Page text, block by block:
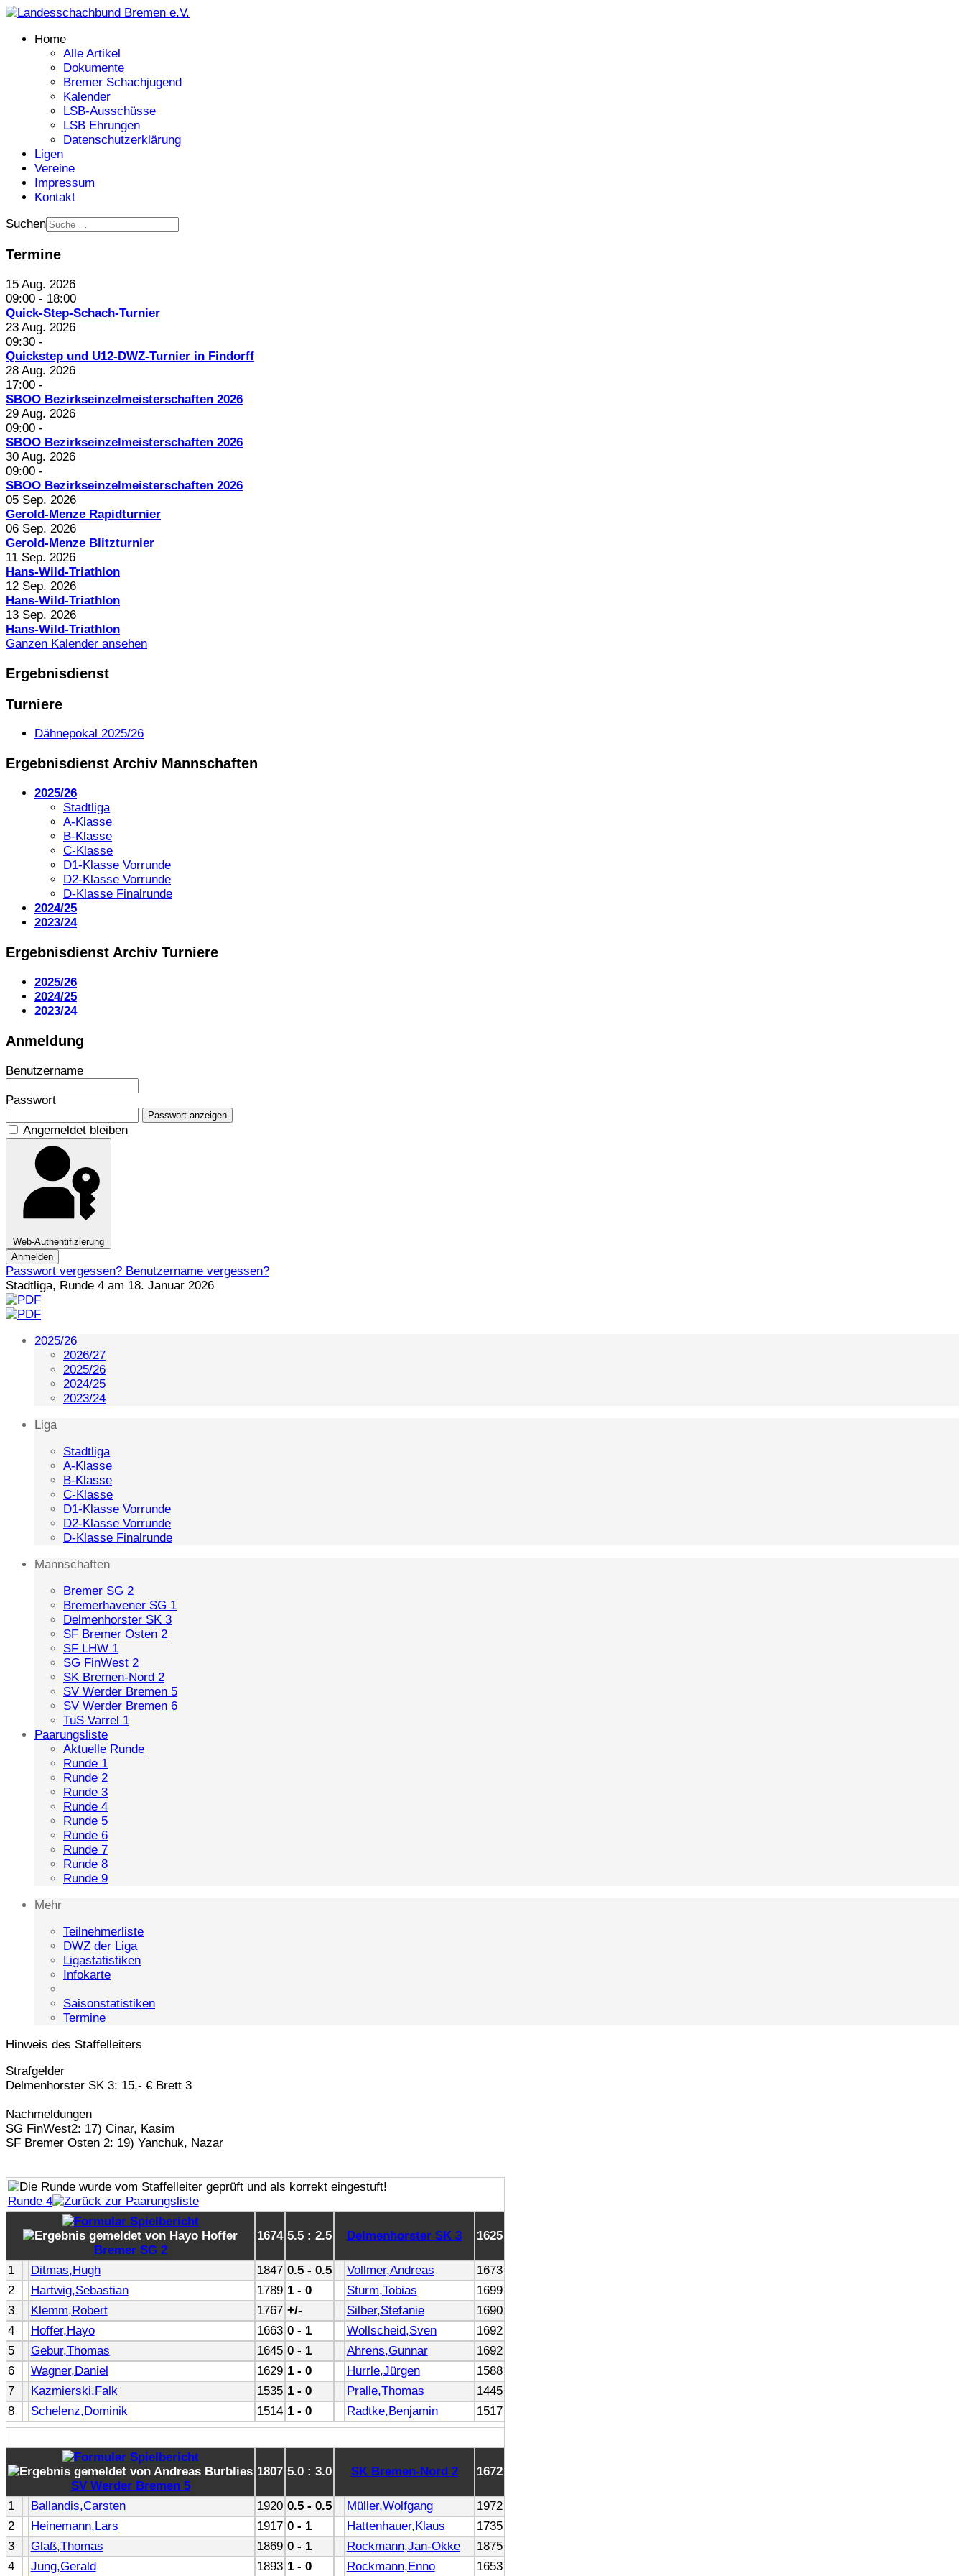
Home
Alle Artikel
Dokumente
Bremer Schachjugend
Kalender
LSB-Ausschüsse
LSB Ehrungen
Datenschutzerklärung
Ligen
Vereine
Impressum
Kontakt
Suchen
Termine
15 Aug. 2026
09:00 - 18:00
Quick-Step-Schach-Turnier
23 Aug. 2026
09:30 -
Quickstep und U12-DWZ-Turnier in Findorff
28 Aug. 2026
17:00 -
SBOO Bezirkseinzelmeisterschaften 2026
29 Aug. 2026
09:00 -
SBOO Bezirkseinzelmeisterschaften 2026
30 Aug. 2026
09:00 -
SBOO Bezirkseinzelmeisterschaften 2026
05 Sep. 2026
Gerold-Menze Rapidturnier
06 Sep. 2026
Gerold-Menze Blitzturnier
11 Sep. 2026
Hans-Wild-Triathlon
12 Sep. 2026
Hans-Wild-Triathlon
13 Sep. 2026
Hans-Wild-Triathlon
Ganzen Kalender ansehen
Ergebnisdienst
Turniere
Dähnepokal 2025/26
Ergebnisdienst Archiv Mannschaften
2025/26
Stadtliga
A-Klasse
B-Klasse
C-Klasse
D1-Klasse Vorrunde
D2-Klasse Vorrunde
D-Klasse Finalrunde
2024/25
2023/24
Ergebnisdienst Archiv Turniere
2025/26
2024/25
2023/24
Anmeldung
Benutzername
Passwort
Passwort anzeigen
Angemeldet bleiben
Web-Authentifizierung
Anmelden
Passwort vergessen? Benutzername vergessen?
Stadtliga, Runde 4 am 18. Januar 2026
2025/26
2026/27
2025/26
2024/25
2023/24
Liga
Stadtliga
A-Klasse
B-Klasse
C-Klasse
D1-Klasse Vorrunde
D2-Klasse Vorrunde
D-Klasse Finalrunde
Mannschaften
Bremer SG 2
Bremerhavener SG 1
Delmenhorster SK 3
SF Bremer Osten 2
SF LHW 1
SG FinWest 2
SK Bremen-Nord 2
SV Werder Bremen 5
SV Werder Bremen 6
TuS Varrel 1
Paarungsliste
Aktuelle Runde
Runde 1
Runde 2
Runde 3
Runde 4
Runde 5
Runde 6
Runde 7
Runde 8
Runde 9
Mehr
Teilnehmerliste
DWZ der Liga
Ligastatistiken
Infokarte
Saisonstatistiken
Termine
Hinweis des Staffelleiters
Strafgelder
Delmenhorster SK 3: 15,- € Brett 3
Nachmeldungen
SG FinWest2: 17) Cinar, Kasim
SF Bremer Osten 2: 19) Yanchuk, Nazar
Runde 4
Bremer SG 2
1674 5.5 : 2.5 Delmenhorster SK 3 1625
1 Ditmas,Hugh 1847 0.5 - 0.5 Vollmer,Andreas
1673
2
Hartwig,Sebastian 1789 1 - 0 Sturm,Tobias
1699
3
Klemm,Robert 1767 +/- Silber,Stefanie
1690
4
Hoffer,Hayo 1663 0 - 1 Wollscheid,Sven
1692
5
Gebur,Thomas 1645 0 - 1 Ahrens,Gunnar
1692
6
Wagner,Daniel 1629 1 - 0 Hurrle,Jürgen
1588
7
Kazmierski,Falk 1535 1 - 0 Pralle,Thomas
1445
8
Schelenz,Dominik 1514 1 - 0 Radtke,Benjamin 1517
SV Werder Bremen 5
1807 5.0 : 3.0 SK Bremen-Nord 2 1672
1 Ballandis,Carsten 1920 0.5 - 0.5 Müller,Wolfgang
1972
2
Heinemann,Lars 1917 0 - 1 Hattenhauer,Klaus
1735
3
Glaß,Thomas 1869 0 - 1 Rockmann,Jan-Okke
1875
4
Jung,Gerald 1893 1 - 0 Rockmann,Enno 1653